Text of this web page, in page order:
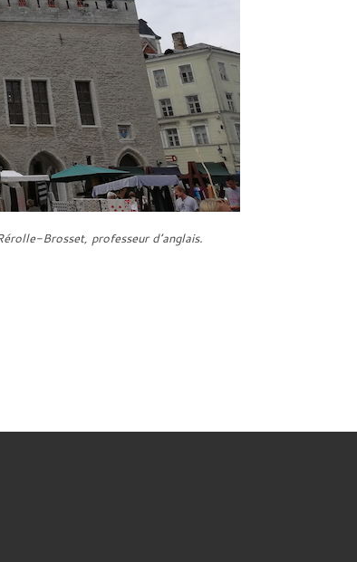
Brosset, professeur d’anglais.